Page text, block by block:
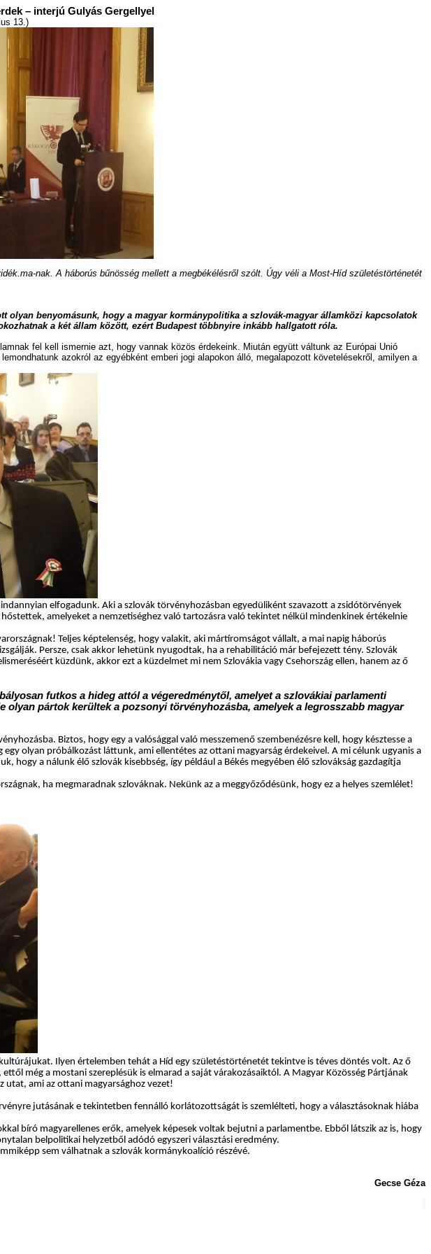
– interjú Gulyás Gergellyel
13.)
nak. A háborús bűnösség mellett a megbékélésről szólt. Úgy véli a Most-Híd születéstörténetét
benyomásunk, hogy a magyar kormánypolitika a szlovák-magyar államközi kapcsolatok
a két állam között, ezért Budapest többnyire inkább hallgatott róla.
fel kell ismernie azt, hogy vannak közös érdekeink. Miután együtt váltunk az Európai Unió
azokról az egyébként emberi jogi alapokon álló, megalapozott követelésekről, amilyen a
elfogadunk. Aki a szlovák törvényhozásban egyedüliként szavazott a zsidótörvények
amelyeket a nemzetiséghez való tartozásra való tekintet nélkül mindenkinek értékelnie
Teljes képtelenség, hogy valakit, aki mártíromságot vállalt, a mai napig háborús
Persze, csak akkor lehetünk nyugodtak, ha a rehabilitáció már befejezett tény. Szlovák
küzdünk, akkor ezt a küzdelmet mi nem Szlovákia vagy Csehország ellen, hanem az ő
futkos a hideg attól a végeredménytől, amelyet a szlovákiai parlamenti
pártok kerültek a pozsonyi törvényhozásba, amelyek a legrosszabb magyar
Biztos, hogy egy a valósággal való messzemenő szembenézésre kell, hogy késztesse a
olyan próbálkozást láttunk, ami ellentétes az ottani magyarság érdekeivel. A mi célunk ugyanis a
a nálunk élő szlovák kisebbség, így például a Békés megyében élő szlovákság gazdagítja
ha megmaradnak szlováknak. Nekünk az a meggyőződésünk, hogy ez a helyes szemlélet!
Ilyen értelemben tehát a Híd egy születéstörténetét tekintve is téves döntés volt. Az ő
még a mostani szereplésük is elmarad a saját várakozásaiktól. A Magyar Közösség Pártjának
utat, ami az ottani magyarsághoz vezet!
jutásának e tekintetben fennálló korlátozottságát is szemlélteti, hogy a választásoknak hiába
bíró magyarellenes erők, amelyek képesek voltak bejutni a parlamentbe. Ebből látszik az is, hogy
belpolitikai helyzetből adódó egyszeri választási eredmény.
sem válhatnak a szlovák kormánykoalíció részévé.
Gecse Géza